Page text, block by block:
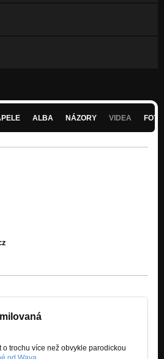
ALBA NÁZORY VIDEA
o trochu více než obvykle parodickou